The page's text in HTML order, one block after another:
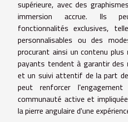
supérieure, avec des
immersion accrue. Ils
fonctionnalités exclusives,
personnalisables ou des
procurant ainsi un contenu plus
payants tendent à garantir des
et un suivi attentif de la part
peut renforcer l'engagement
communauté active et
la pierre angulaire d'une